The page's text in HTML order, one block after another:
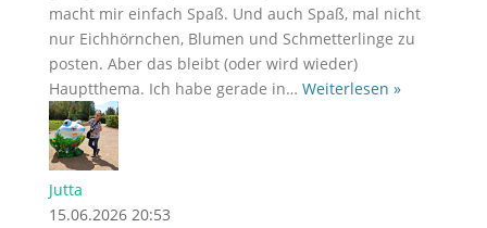
macht mir einfach Spaß. Und auch Spaß, mal nicht
nur Eichhörnchen, Blumen und Schmetterlinge zu
posten. Aber das bleibt (oder wird wieder)
Hauptthema. Ich habe gerade in… Weiterlesen »
Jutta
15.06.2026 20:53